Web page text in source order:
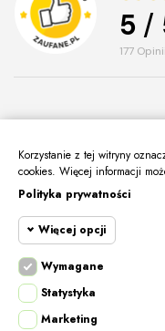
5 /
177 opinii
O Nas
Informacje
Moje Konto
Kontakt
Korzystanie z tej witryny
cookies. Więcej informacji
Polityka prywatności
Więcej opcji
Wymagane
Cookie
Wymagane
Statystyka
Marketing